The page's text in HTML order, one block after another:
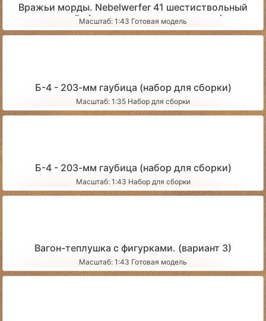
Вражьи морды. Nebelwerfer 41 шестиствольный
миномёт (со сложенными станинами)
Масштаб: 1:43 Готовая модель
Б-4 - 203-мм гаубица (набор для сборки)
Масштаб: 1:35 Набор для сборки
Б-4 - 203-мм гаубица (набор для сборки)
Масштаб: 1:43 Набор для сборки
Вагон-теплушка с фигурками. (вариант 3)
Масштаб: 1:43 Готовая модель